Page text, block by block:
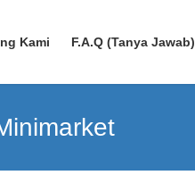
Kami F.A.Q (Tanya Jawab)